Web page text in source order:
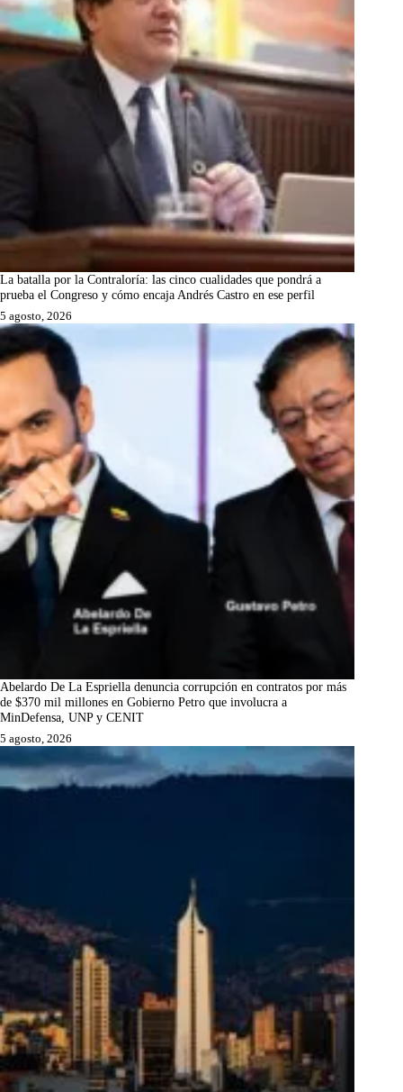
La batalla por la Contraloría: las cinco cualidades que pondrá a
prueba el Congreso y cómo encaja Andrés Castro en ese perfil
5 agosto, 2026
Abelardo De La Espriella denuncia corrupción en contratos por más
de $370 mil millones en Gobierno Petro que involucra a
MinDefensa, UNP y CENIT
5 agosto, 2026